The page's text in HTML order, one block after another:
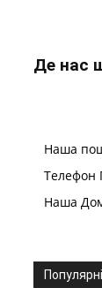
Де нас
Наша
Телефон
Наша